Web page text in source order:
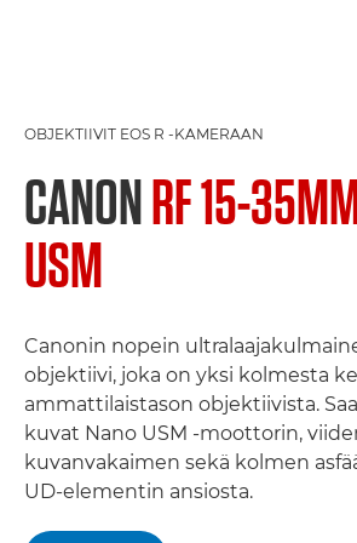
OBJEKTIIVIT EOS R -KAMERAAN
CANONRF 15-
USM
Canonin nopein
objektiivi, joka on yksi kolmesta
ammattilaistason objektiivista.
kuvat Nano USM -moottorin,
kuvanvakaimen sekä kolmen
UD-elementin ansiosta.